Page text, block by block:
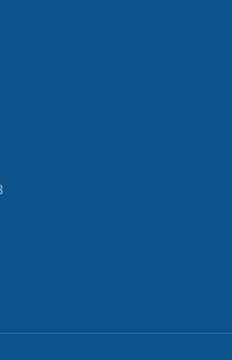
bez maturity
nebo odborné vyučení s maturitou
studium